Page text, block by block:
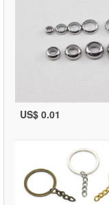
US$ 0.01